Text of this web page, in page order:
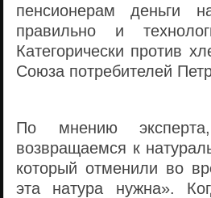
пенсионерам деньги
правильно и
Категорически против
Союза потребителей
По мнению
возвращаемся к
который отменили во
эта натура нужна».